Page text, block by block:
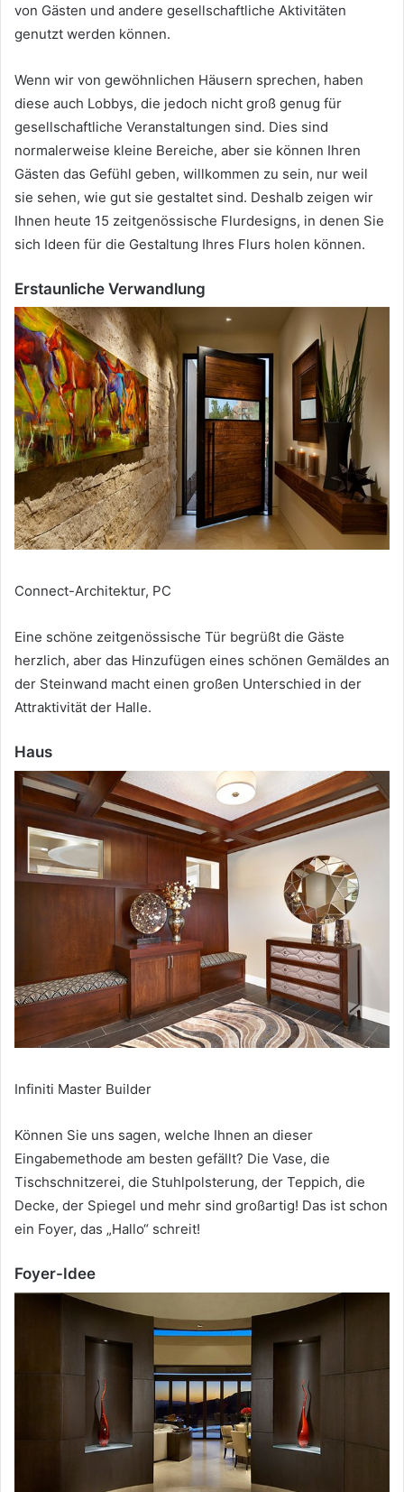
von Gästen und andere gesellschaftliche Aktivitäten
genutzt werden können.
Wenn wir von gewöhnlichen Häusern sprechen, haben
diese auch Lobbys, die jedoch nicht groß genug für
gesellschaftliche Veranstaltungen sind. Dies sind
normalerweise kleine Bereiche, aber sie können Ihren
Gästen das Gefühl geben, willkommen zu sein, nur weil
sie sehen, wie gut sie gestaltet sind. Deshalb zeigen wir
Ihnen heute 15 zeitgenössische Flurdesigns, in denen Sie
sich Ideen für die Gestaltung Ihres Flurs holen können.
Erstaunliche Verwandlung
Connect-Architektur, PC
Eine schöne zeitgenössische Tür begrüßt die Gäste
herzlich, aber das Hinzufügen eines schönen Gemäldes an
der Steinwand macht einen großen Unterschied in der
Attraktivität der Halle.
Haus
Infiniti Master Builder
Können Sie uns sagen, welche Ihnen an dieser
Eingabemethode am besten gefällt? Die Vase, die
Tischschnitzerei, die Stuhlpolsterung, der Teppich, die
Decke, der Spiegel und mehr sind großartig! Das ist schon
ein Foyer, das „Hallo“ schreit!
Foyer-Idee